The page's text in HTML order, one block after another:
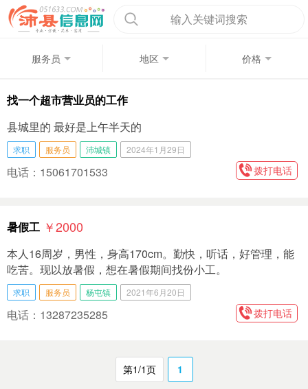
输入关键词搜索
服务员 地区 价格
找一个超市营业员的工作
县城里的 最好是上午半天的
求职 服务员 沛城镇 2024年1月29日
电话：15061701533 拨打电话
暑假工 ￥2000
本人16周岁，男性，身高170cm。勤快，听话，好管理，能
吃苦。现以放暑假，想在暑假期间找份小工。
求职 服务员 杨屯镇 2021年6月20日
电话：13287235285 拨打电话
第1/1页 1